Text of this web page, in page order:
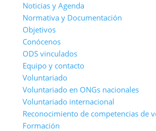
Noticias y Agenda
Normativa y Documentación
Objetivos
Conócenos
ODS vinculados
Equipo y contacto
Voluntariado
Voluntariado en ONGs nacionales
Voluntariado internacional
Reconocimiento de competencias de
Formación